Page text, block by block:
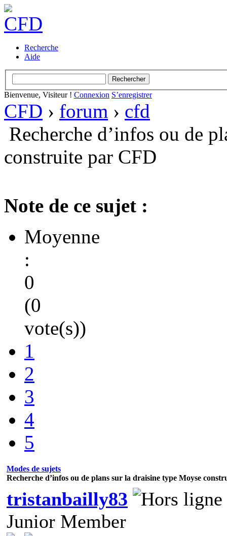
Recherche
Aide
Bienvenue, Visiteur ! Connexion S’enregistrer
CFD › forum › cfd
Recherche d’infos ou de
construite par CFD
Note de ce sujet :
Moyenne
:
0
(0
vote(s))
1
2
3
4
5
Modes de sujets
Recherche d’infos ou de plans sur la draisine type Moyse
tristanbailly83
Junior Member